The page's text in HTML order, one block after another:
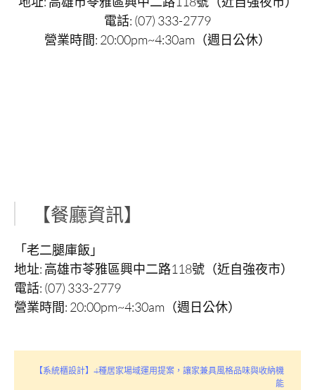
電話: (07) 333-2779
營業時間: 20:00pm~4:30am（週日公休）
【餐廳資訊】
「老二腿庫飯」
地址: 高雄市苓雅區興中二路118號（近自強夜市）
電話: (07) 333-2779
營業時間: 20:00pm~4:30am（週日公休）
【系統櫃設計】4種居家場域運用提案，讓家兼具風格品味與收納機
能